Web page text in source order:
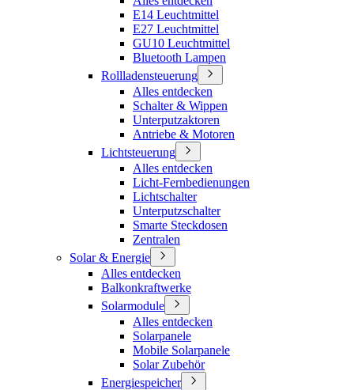
E14 Leuchtmittel
E27 Leuchtmittel
GU10 Leuchtmittel
Bluetooth Lampen
Rollladensteuerung
Alles entdecken
Schalter & Wippen
Unterputzaktoren
Antriebe & Motoren
Lichtsteuerung
Alles entdecken
Licht-Fernbedienungen
Lichtschalter
Unterputzschalter
Smarte Steckdosen
Zentralen
Solar & Energie
Alles entdecken
Balkonkraftwerke
Solarmodule
Alles entdecken
Solarpanele
Mobile Solarpanele
Solar Zubehör
Energiespeicher